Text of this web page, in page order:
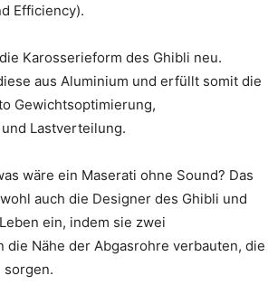
Efficiency).
Karosserieform des Ghibli neu.
aus Aluminium und erfüllt somit die
Gewichtsoptimierung,
Lastverteilung.
wäre ein Maserati ohne Sound? Das
auch die Designer des Ghibli und
ein, indem sie zwei
die Nähe der Abgasrohre verbauten, die
sorgen.